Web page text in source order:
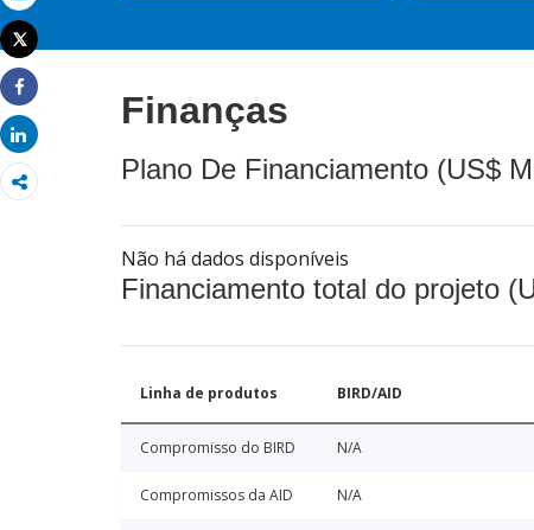
Email
Imprimir
Tweet
Share
Share
Finanças
Plano De Financiamento (US$
Não há dados disponíveis
Financiamento total do projeto
Linha de produtos BIRD/AID
Compromisso do BIRD N/A
Compromissos da AID N/A